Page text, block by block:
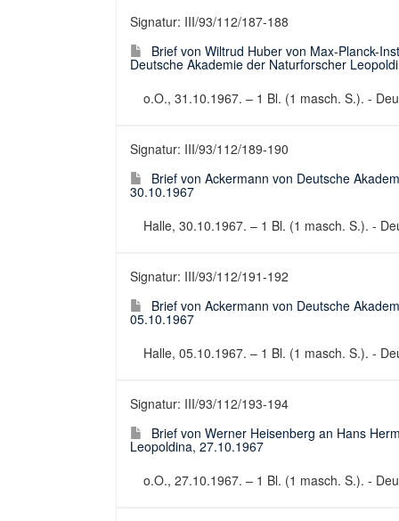
Signatur: III/93/112/187-188
Brief von Wiltrud Huber von Max-Planck-
Deutsche Akademie der Naturforscher
o.O., 31.10.1967. – 1 Bl. (1 masch. S.). -
Signatur: III/93/112/189-190
Brief von Ackermann von Deutsche
30.10.1967
Halle, 30.10.1967. – 1 Bl. (1 masch. S.). -
Signatur: III/93/112/191-192
Brief von Ackermann von Deutsche
05.10.1967
Halle, 05.10.1967. – 1 Bl. (1 masch. S.). -
Signatur: III/93/112/193-194
Brief von Werner Heisenberg an Hans
Leopoldina, 27.10.1967
o.O., 27.10.1967. – 1 Bl. (1 masch. S.). -